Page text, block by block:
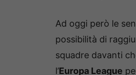
Ad oggi però le
possibilità di
squadre davanti
l’Europa League